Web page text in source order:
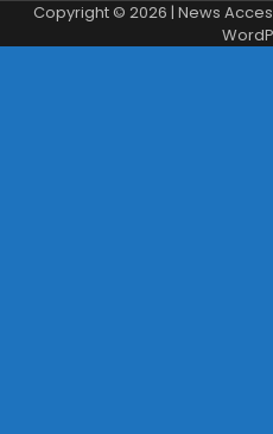
Copyright © 2026 | News